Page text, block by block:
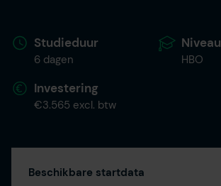
Studieduur
6 dagen
Niveau
HBO
Investering
€3.565 excl. btw
Beschikbare startdata